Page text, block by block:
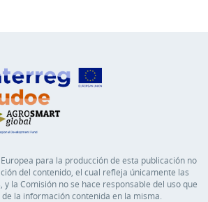
para la producción de esta publicación no
del contenido, el cual refleja únicamente las
y la Comisión no se hace responsable del uso que
la información contenida en la misma.